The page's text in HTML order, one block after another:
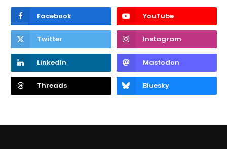
Facebook YouTube
Twitter Instagram
LinkedIn Mastodon
Threads Bluesky